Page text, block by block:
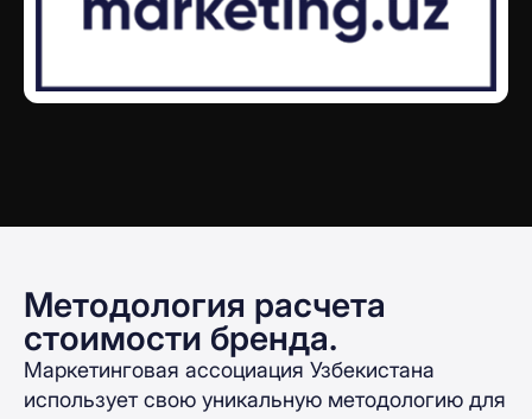
Методология расчета
стоимости бренда.
Маркетинговая ассоциация Узбекистана
использует свою уникальную методологию для